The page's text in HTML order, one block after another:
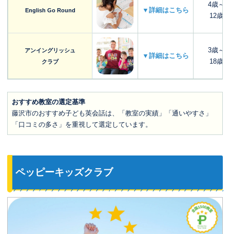
English Go Round ▼詳細はこちら
4歳～
12歳
アンイングリッシュ
クラブ
▼詳細はこちら
3歳～
18歳
おすすめ教室の選定基準
藤沢市のおすすめ子ども英会話は、「教室の実績」「通いやすさ」
「口コミの多さ」を重視して選定しています。
ペッピーキッズクラブ